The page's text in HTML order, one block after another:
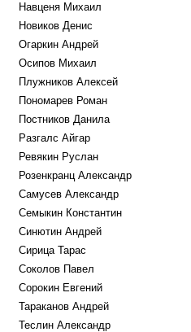
Навценя Михаил
Новиков Денис
Огаркин Андрей
Осипов Михаил
Плужников Алексей
Пономарев Роман
Постников Данила
Разгалс Айгар
Ревякин Руслан
Розенкранц Александр
Самусев Александр
Семыкин Константин
Синютин Андрей
Сирица Тарас
Соколов Павел
Сорокин Евгений
Тараканов Андрей
Теслин Александр